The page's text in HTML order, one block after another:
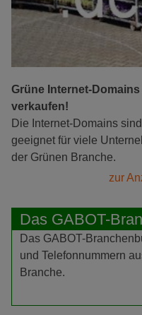
Grüne Internet-Domains
verkaufen!
Die Internet-Domains sind
geeignet für viele
der Grünen Branche.
zur
Das GABOT-
Das GABOT-
und Telefonnummern
Branche.